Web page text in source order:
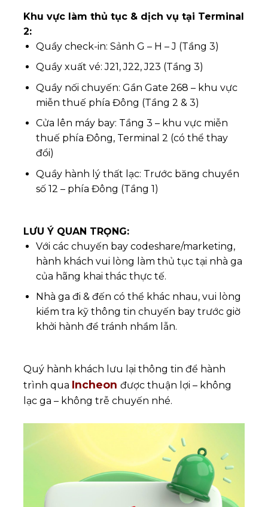
Khu vực làm thủ tục & dịch vụ tại Terminal
2:
Quầy check-in: Sảnh G – H – J (Tầng 3)
Quầy xuất vé: J21, J22, J23 (Tầng 3)
Quầy nối chuyến: Gần Gate 268 – khu vực
miễn thuế phía Đông (Tầng 2 & 3)
Cửa lên máy bay: Tầng 3 – khu vực miễn
thuế phía Đông, Terminal 2 (có thể thay
đổi)
Quầy hành lý thất lạc: Trước băng chuyền
số 12 – phía Đông (Tầng 1)
LƯU Ý QUAN TRỌNG:
Với các chuyến bay codeshare/marketing,
hành khách vui lòng làm thủ tục tại nhà ga
của hãng khai thác thực tế.
Nhà ga đi & đến có thể khác nhau, vui lòng
kiểm tra kỹ thông tin chuyến bay trước giờ
khởi hành để tránh nhầm lẫn.
Quý hành khách lưu lại thông tin để hành
trình qua Incheon được thuận lợi – không
lạc ga – không trễ chuyến nhé.